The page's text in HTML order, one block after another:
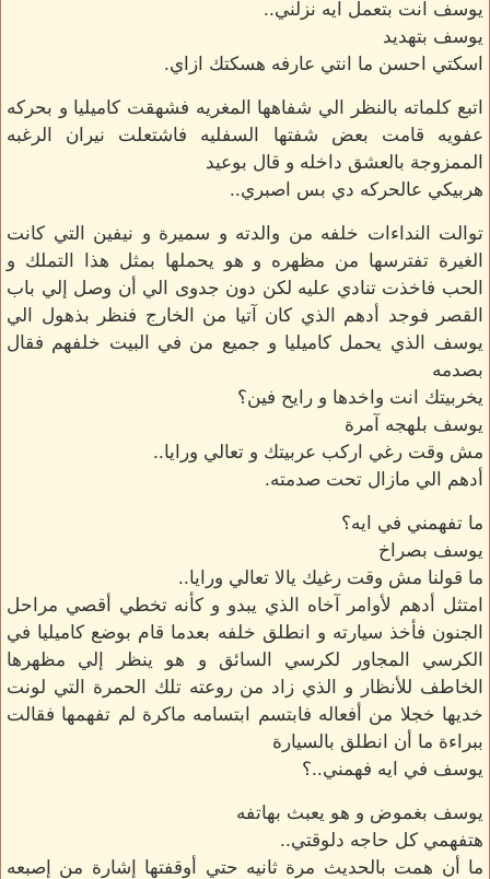
يوسف انت بتعمل ايه نزلني..
يوسف بتهديد
اسكتي احسن ما انتي عارفه هسكتك ازاي.
اتبع كلماته بالنظر الي شفاهها المغريه فشهقت كاميليا و بحركه
عفويه قامت بعض شفتها السفليه فاشتعلت نيران الرغبه
الممزوجة بالعشق داخله و قال بوعيد
هربيكي عالحركه دي بس اصبري..
توالت النداءات خلفه من والدته و سميرة و نيفين التي كانت
الغيرة تفترسها من مظهره و هو يحملها بمثل هذا التملك و
الحب فاخذت تنادي عليه لكن دون جدوى الي أن وصل إلي باب
القصر فوجد أدهم الذي كان آتيا من الخارج فنظر بذهول الي
يوسف الذي يحمل كاميليا و جميع من في البيت خلفهم فقال
بصدمه
يخربيتك انت واخدها و رايح فين؟
يوسف بلهجه آمرة
مش وقت رغي اركب عربيتك و تعالي ورايا..
أدهم الي مازال تحت صدمته.
ما تفهمني في ايه؟
يوسف بصراخ
ما قولنا مش وقت رغيك يالا تعالي ورايا..
امتثل أدهم لأوامر آخاه الذي يبدو و كأنه تخطي أقصي مراحل
الجنون فأخذ سيارته و انطلق خلفه بعدما قام بوضع كاميليا في
الكرسي المجاور لكرسي السائق و هو ينظر إلي مظهرها
الخاطف للأنظار و الذي زاد من روعته تلك الحمرة التي لونت
خديها خجلا من أفعاله فابتسم ابتسامه ماكرة لم تفهمها فقالت
ببراءة ما أن انطلق بالسيارة
يوسف في ايه فهمني..؟
يوسف بغموض و هو يعبث بهاتفه
هتفهمي كل حاجه دلوقتي..
ما أن همت بالحديث مرة ثانيه حتي أوقفتها إشارة من إصبعه